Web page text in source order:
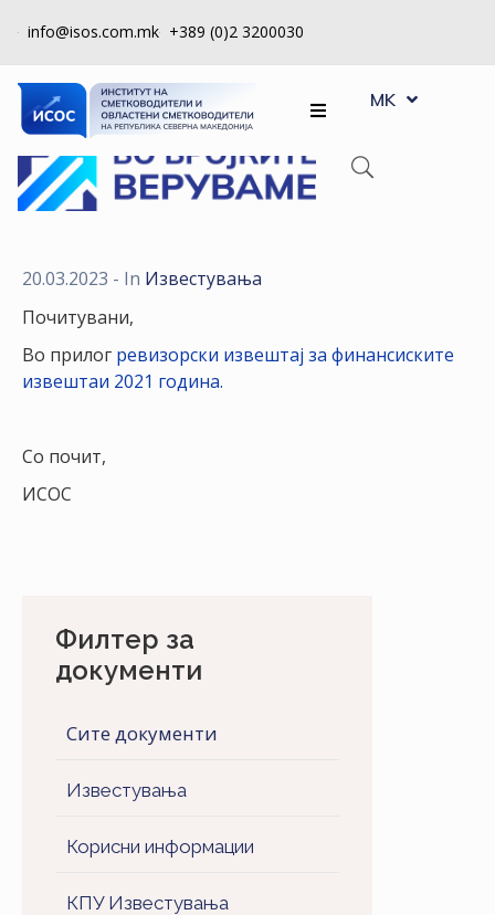
info@isos.com.mk +389 (0)2 3200030
ЗА
НАС
РЕГИСТРИ
КОНТРОЛА
КВАЛИТЕТ
КАКО
ЧЛЕН
НАСТАНИ
ПОДАТОЦИ
MK
SQ
Филтер за
документи
Сите документи
Известувања
Корисни информации
КПУ Известувања
20.03.2023 - In Известувања
Почитувани,
Во прилог ревизорски извештај за финансиските
извештаи 2021 година.
Со почит,
ИСОС